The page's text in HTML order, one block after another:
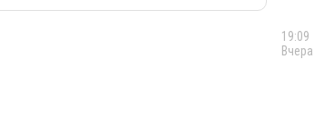
19:09
Вчера